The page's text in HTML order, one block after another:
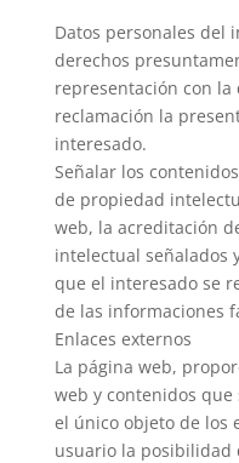
Datos personales del
derechos
representación con la
reclamación la
interesado.
Señalar los
de propiedad
web, la acreditación
intelectual señalados
que el interesado se
de las informaciones
Enlaces externos
La página web,
web y contenidos
el único objeto de los
usuario la posibilidad